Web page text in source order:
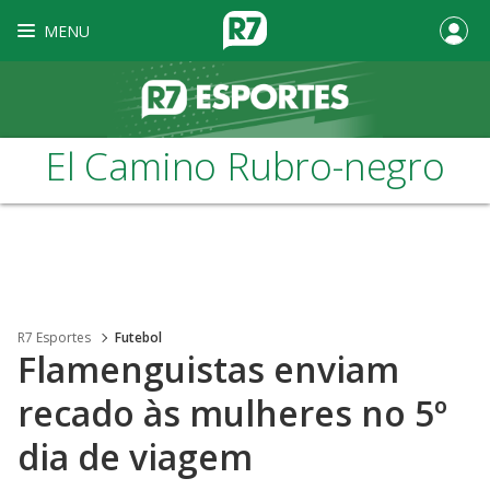
MENU
El Camino Rubro-negro
R7 Esportes Futebol
Flamenguistas enviam
recado às mulheres no 5º
dia de viagem